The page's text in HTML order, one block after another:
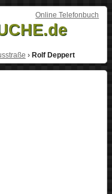
Online Telefonbuch
› Rolf Deppert